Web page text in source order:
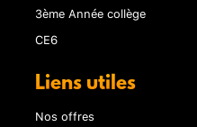
3ème Année collège
CE6
Liens utiles
Nos offres